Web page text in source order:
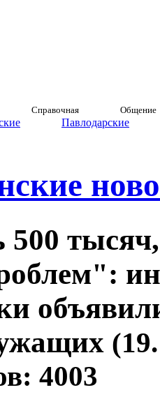
Справочная Общение
Павлодарские
4003